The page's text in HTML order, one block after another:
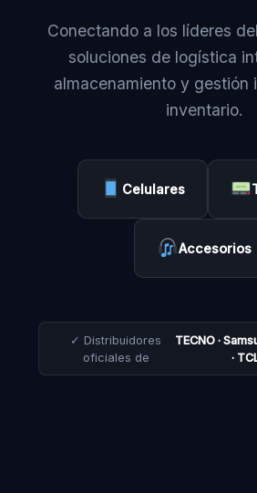
Conectando a los líderes
soluciones de logística
almacenamiento y gestión
inventario.
Celulares
Accesorios
✓ Distribuidores
oficiales de
TECNO ·
·